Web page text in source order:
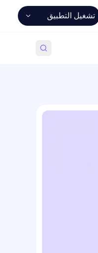
تشغيل التطبيق